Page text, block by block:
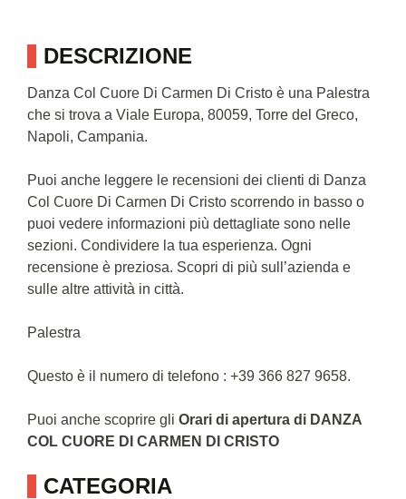
DESCRIZIONE
Danza Col Cuore Di Carmen Di Cristo è una Palestra
che si trova a Viale Europa, 80059, Torre del Greco,
Napoli, Campania.
Puoi anche leggere le recensioni dei clienti di Danza
Col Cuore Di Carmen Di Cristo scorrendo in basso o
puoi vedere informazioni più dettagliate sono nelle
sezioni. Condividere la tua esperienza. Ogni
recensione è preziosa. Scopri di più sull’azienda e
sulle altre attività in città.
Palestra
Questo è il numero di telefono : +39 366 827 9658.
Puoi anche scoprire gli Orari di apertura di DANZA
COL CUORE DI CARMEN DI CRISTO
CATEGORIA